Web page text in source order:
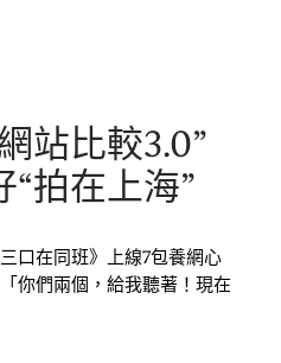
站比較3.0”
拍在上海”
口在同班》上線7包養網心
你們兩個，給我聽著！現在